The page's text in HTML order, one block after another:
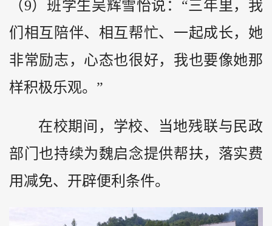
（9）班学生吴辉雪怡说：“三年里，我
们相互陪伴、相互帮忙、一起成长，她
非常励志，心态也很好，我也要像她那
样积极乐观。”
在校期间，学校、当地残联与民政
部门也持续为魏启念提供帮扶，落实费
用减免、开辟便利条件。